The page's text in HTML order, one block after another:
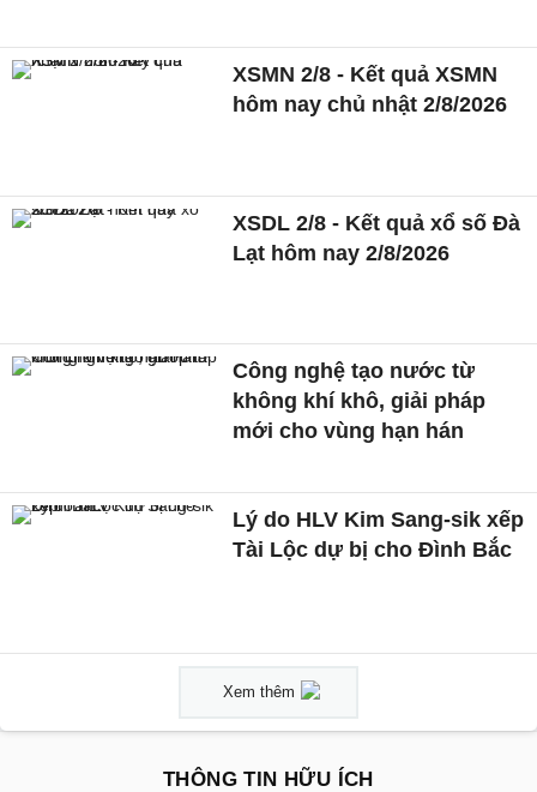
XSMN 2/8 - Kết quả XSMN
hôm nay chủ nhật 2/8/2026
XSDL 2/8 - Kết quả xổ số Đà
Lạt hôm nay 2/8/2026
Công nghệ tạo nước từ
không khí khô, giải pháp
mới cho vùng hạn hán
Lý do HLV Kim Sang-sik xếp
Tài Lộc dự bị cho Đình Bắc
Xem thêm
THÔNG TIN HỮU ÍCH